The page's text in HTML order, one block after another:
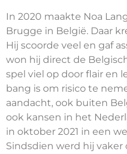
In 2020 maakte Noa
Brugge in België. Daar
Hij scoorde veel en gaf
won hij direct de
spel viel op door flair en
bang is om risico te
aandacht, ook buiten
ook kansen in het
in oktober 2021 in een
Sindsdien werd hij vaker